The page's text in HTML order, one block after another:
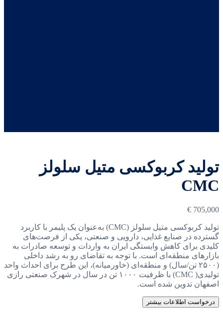
تولید کربوکسی متیل سلولز
CMC
€ 705,000
تولید کربوکسی متیل سلولز (CMC) به‌عنوان یک پلیمر با کاربرد
گسترده در صنایع غذایی، دارویی و صنعتی، یکی از فرصت‌های
کلیدی برای کاهش وابستگی ایران به واردات و توسعه صادرات به
بازارهای منطقه‌ای است. با توجه به تقاضای رو به رشد داخلی
(۲۵۰۰ تن/سال) و منطقه‌ای (خاورمیانه)، این طرح برای احداث واحد
تولیدی( CMC) با ظرفیت ۱۰۰۰ تن در سال در شهرک صنعتی رازی
اصفهان تدوین شده است.
درخواست اطلاعات بیشتر